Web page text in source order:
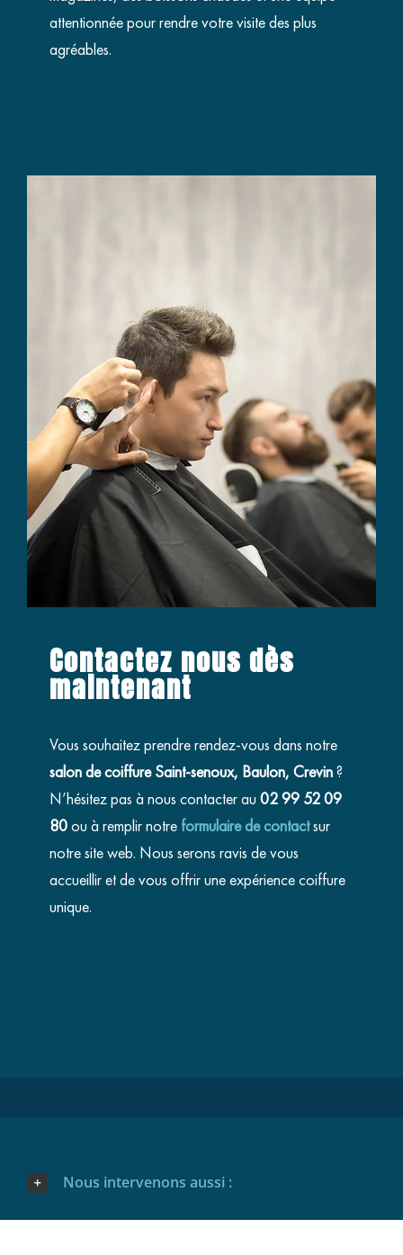
attentionnée pour rendre votre visite des plus
agréables.
Contactez nous dès
maintenant
Vous souhaitez prendre rendez-vous dans notre
salon de coiffure Saint-senoux, Baulon, Crevin?
N’hésitez pas à nous contacter au 02 99 52 09
80ou à remplir notre formulaire de contactsur
notre site web. Nous serons ravis de vous
accueillir et de vous offrir une expérience coiffure
unique.
Nous intervenons aussi :